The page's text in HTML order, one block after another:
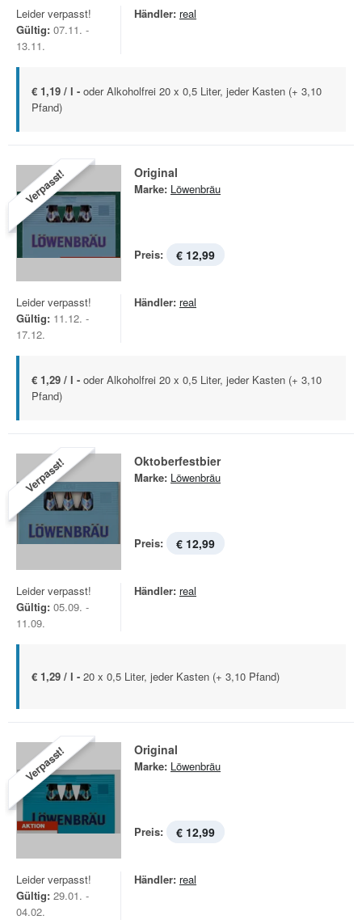
Leider verpasst!
Gültig: 07.11. -
13.11.
Händler: real
€ 1,19 / l - oder Alkoholfrei 20 x 0,5 Liter, jeder Kasten (+ 3,10
Pfand)
Verpasst! Original
Marke: Löwenbräu
Preis: € 12,99
Leider verpasst!
Gültig: 11.12. -
17.12.
Händler: real
€ 1,29 / l - oder Alkoholfrei 20 x 0,5 Liter, jeder Kasten (+ 3,10
Pfand)
Verpasst! Oktoberfestbier
Marke: Löwenbräu
Preis: € 12,99
Leider verpasst!
Gültig: 05.09. -
11.09.
Händler: real
€ 1,29 / l - 20 x 0,5 Liter, jeder Kasten (+ 3,10 Pfand)
Verpasst! Original
Marke: Löwenbräu
Preis: € 12,99
Leider verpasst!
Gültig: 29.01. -
04.02.
Händler: real